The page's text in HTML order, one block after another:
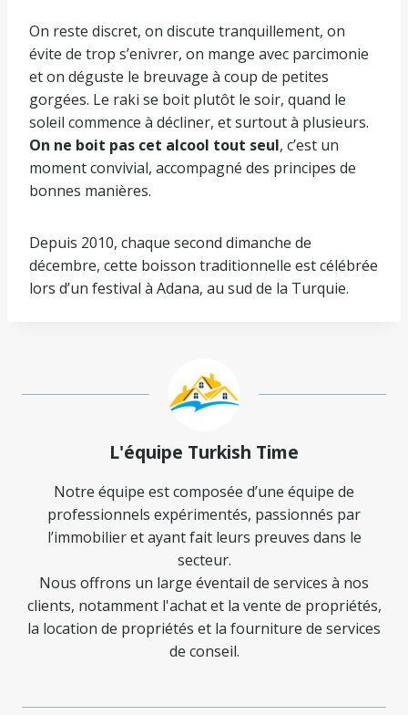
On reste discret, on discute tranquillement, on
évite de trop s’enivrer, on mange avec parcimonie
et on déguste le breuvage à coup de petites
gorgées. Le raki se boit plutôt le soir, quand le
soleil commence à décliner, et surtout à plusieurs.
On ne boit pas cet alcool tout seul, c’est un
moment convivial, accompagné des principes de
bonnes manières.
Depuis 2010, chaque second dimanche de
décembre, cette boisson traditionnelle est célébrée
lors d’un festival à Adana, au sud de la Turquie.
L'équipe Turkish Time
Notre équipe est composée d’une équipe de
professionnels expérimentés, passionnés par
l’immobilier et ayant fait leurs preuves dans le
secteur.
Nous offrons un large éventail de services à nos
clients, notamment l'achat et la vente de propriétés,
la location de propriétés et la fourniture de services
de conseil.